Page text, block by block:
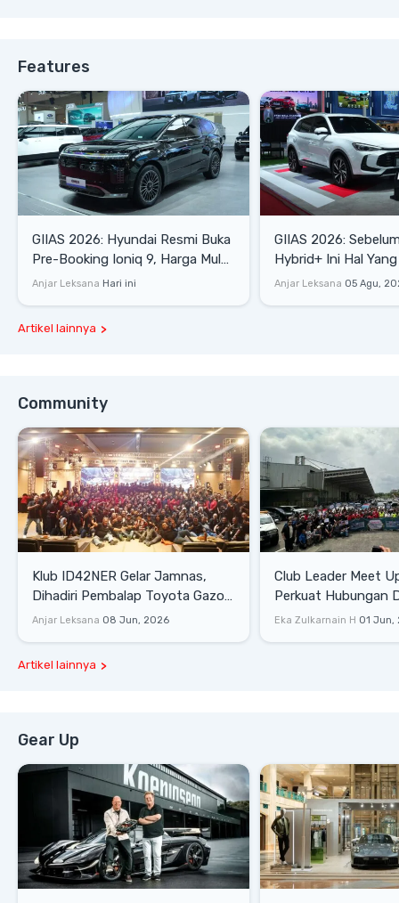
Features
GIIAS 2026: Hyundai Resmi Buka
Pre-Booking Ioniq 9, Harga Mulai
Rp1,49 Miliar
Anjar Leksana Hari ini
GIIAS 2026:
Hybrid+ Ini Hal
Diketahui
Anjar Leksana 05 Agu,
Artikel lainnya
Community
Klub ID42NER Gelar Jamnas,
Dihadiri Pembalap Toyota Gazoo
Racing
Anjar Leksana 08 Jun, 2026
Club Leader Meet
Perkuat Hubungan
Dengan Komunitas
Eka Zulkarnain H 01 Jun,
Artikel lainnya
Gear Up